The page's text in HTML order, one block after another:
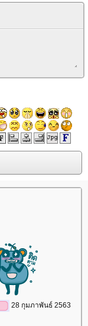
28 กุมภาพันธ์ 2563